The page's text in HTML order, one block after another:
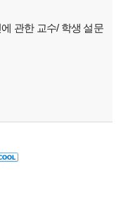
관한 교수/ 학생 설문